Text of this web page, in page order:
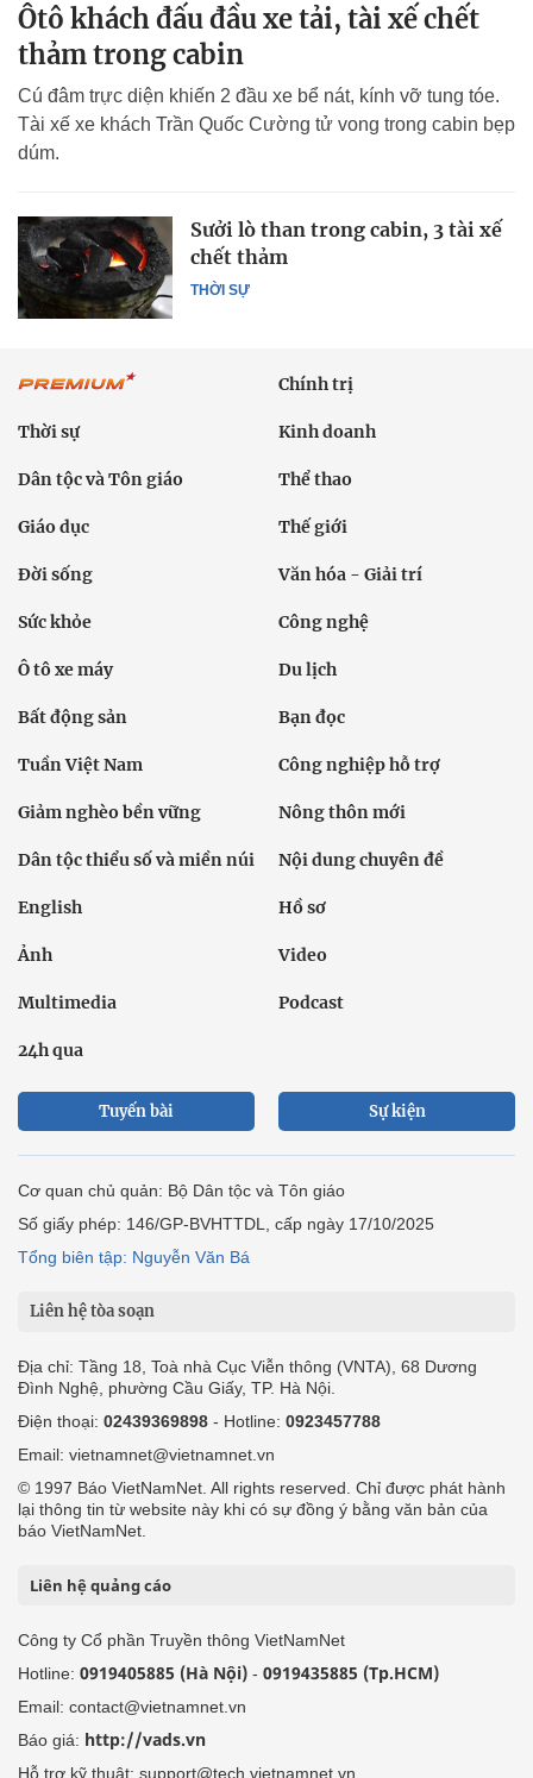
Ôtô khách đấu đầu xe tải, tài xế chết
thảm trong cabin
Cú đâm trực diện khiến 2 đầu xe bể nát, kính vỡ tung tóe.
Tài xế xe khách Trần Quốc Cường tử vong trong cabin bẹp
dúm.
THỜI SỰ
Sưởi lò than trong cabin, 3 tài xế
chết thảm
Chính trị
Thời sự Kinh doanh
Dân tộc và Tôn giáo Thể thao
Giáo dục Thế giới
Đời sống Văn hóa - Giải trí
Sức khỏe Công nghệ
Ô tô xe máy Du lịch
Bất động sản Bạn đọc
Tuần Việt Nam Công nghiệp hỗ trợ
Giảm nghèo bền vững Nông thôn mới
Dân tộc thiểu số và miền núi Nội dung chuyên đề
English Hồ sơ
Ảnh Video
Multimedia Podcast
24h qua
Tuyến bài Sự kiện
Cơ quan chủ quản: Bộ Dân tộc và Tôn giáo
Số giấy phép: 146/GP-BVHTTDL, cấp ngày 17/10/2025
Tổng biên tập: Nguyễn Văn Bá
Liên hệ tòa soạn
Địa chỉ: Tầng 18, Toà nhà Cục Viễn thông (VNTA), 68 Dương
Đình Nghệ, phường Cầu Giấy, TP. Hà Nội.
Điện thoại: 02439369898 - Hotline: 0923457788
Email: vietnamnet@vietnamnet.vn
© 1997 Báo VietNamNet. All rights reserved. Chỉ được phát hành
lại thông tin từ website này khi có sự đồng ý bằng văn bản của
báo VietNamNet.
Liên hệ quảng cáo
Công ty Cổ phần Truyền thông VietNamNet
Hotline: 0919405885 (Hà Nội) - 0919435885 (Tp.HCM)
Email: contact@vietnamnet.vn
Báo giá: http://vads.vn
Hỗ trợ kỹ thuật: support@tech.vietnamnet.vn